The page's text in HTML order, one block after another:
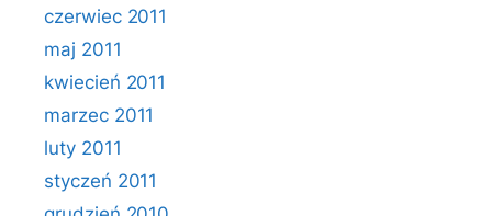
czerwiec 2011
maj 2011
kwiecień 2011
marzec 2011
luty 2011
styczeń 2011